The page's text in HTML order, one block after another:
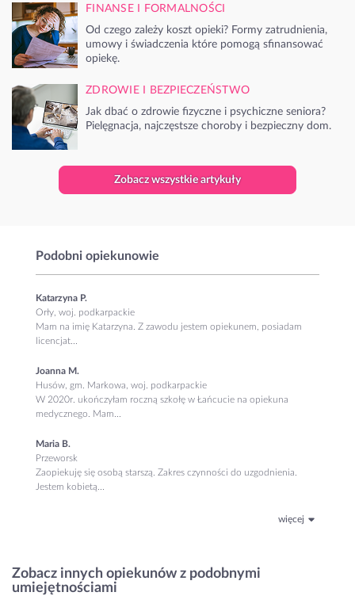
FINANSE I FORMALNOŚCI
Od czego zależy koszt opieki? Formy zatrudnienia,
umowy i świadczenia które pomogą sfinansować
opiekę.
ZDROWIE I BEZPIECZEŃSTWO
Jak dbać o zdrowie fizyczne i psychiczne seniora?
Pielęgnacja, najczęstsze choroby i bezpieczny dom.
Zobacz wszystkie artykuły
Podobni opiekunowie
Katarzyna P.
Orły, woj. podkarpackie
Mam na imię Katarzyna. Z zawodu jestem opiekunem, posiadam
licencjat...
Joanna M.
Husów, gm. Markowa, woj. podkarpackie
W 2020r. ukończyłam roczną szkołę w Łańcucie na opiekuna
medycznego. Mam...
Maria B.
Przeworsk
Zaopiekuję się osobą starszą. Zakres czynności do uzgodnienia.
Jestem kobietą...
więcej
Zobacz innych opiekunów z podobnymi
umiejętnościami